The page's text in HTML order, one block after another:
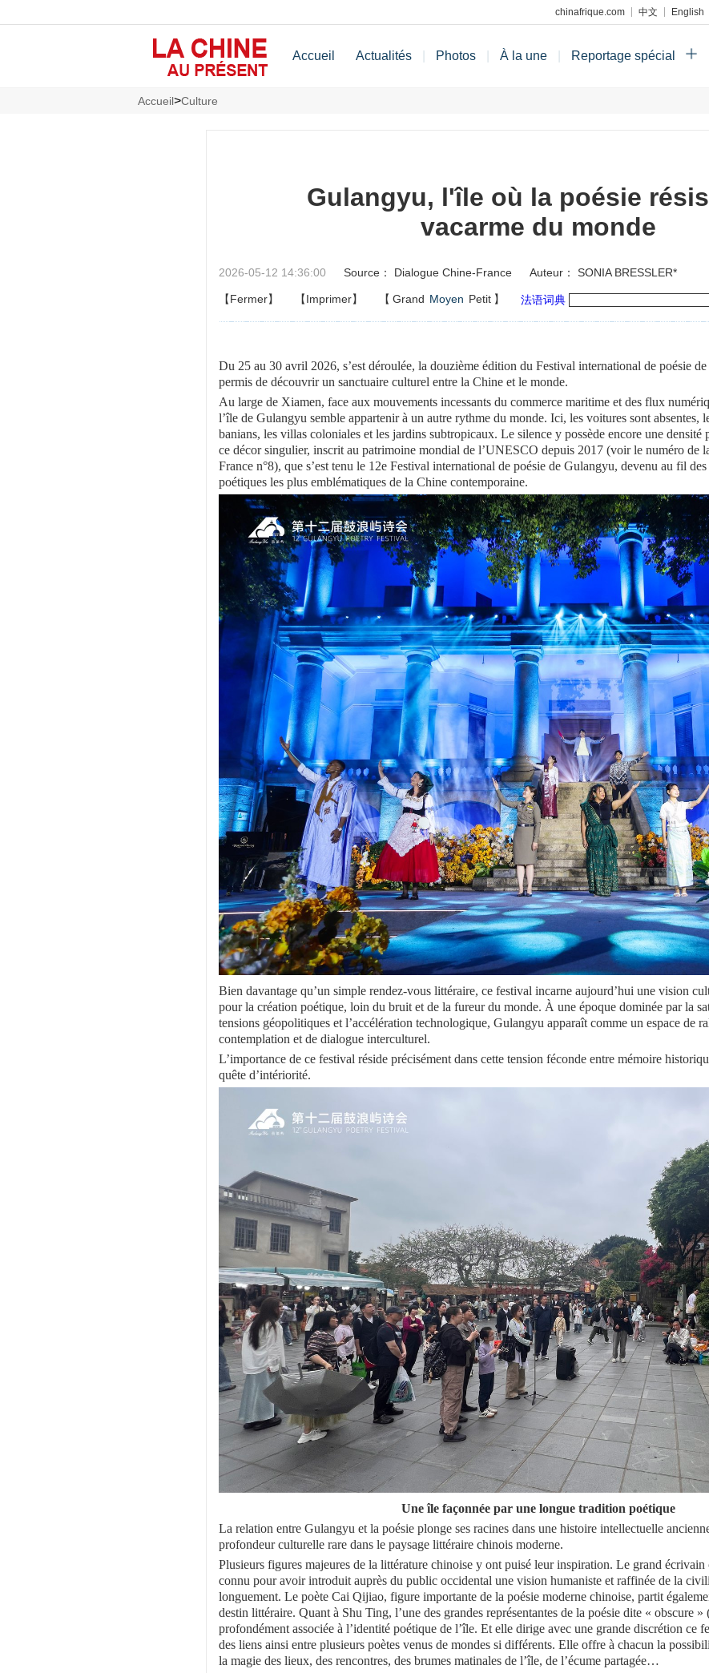
chinafrique.com 中文 English
Accueil Actualités Photos À la une Reportage spécial
Accueil>Culture
Gulangyu, l'île où la poésie
vacarme du monde
2026-05-12 14:36:00 Source： Dialogue Chine-France Auteur： SONIA BRESSLER*
【Fermer】 【Imprimer】 【 Grand Moyen Petit 】 法语词典
Du 25 au 30 avril 2026, s’est déroulée, la douzième édition du Festival international de poésie
permis de découvrir un sanctuaire culturel entre la Chine et le monde.
Au large de Xiamen, face aux mouvements incessants du commerce maritime et des flux
l’île de Gulangyu semble appartenir à un autre rythme du monde. Ici, les voitures sont absentes,
banians, les villas coloniales et les jardins subtropicaux. Le silence y possède encore une densité
ce décor singulier, inscrit au patrimoine mondial de l’UNESCO depuis 2017 (voir le numéro de
France n°8), que s’est tenu le 12e Festival international de poésie de Gulangyu, devenu au fil des
poétiques les plus emblématiques de la Chine contemporaine.
Bien davantage qu’un simple rendez-vous littéraire, ce festival incarne aujourd’hui une vision
pour la création poétique, loin du bruit et de la fureur du monde. À une époque dominée par la
tensions géopolitiques et l’accélération technologique, Gulangyu apparaît comme un espace de
contemplation et de dialogue interculturel.
L’importance de ce festival réside précisément dans cette tension féconde entre mémoire
quête d’intériorité.
Une île façonnée par une longue tradition poétique
La relation entre Gulangyu et la poésie plonge ses racines dans une histoire intellectuelle
profondeur culturelle rare dans le paysage littéraire chinois moderne.
Plusieurs figures majeures de la littérature chinoise y ont puisé leur inspiration. Le grand écrivain
connu pour avoir introduit auprès du public occidental une vision humaniste et raffinée de la
longuement. Le poète Cai Qijiao, figure importante de la poésie moderne chinoise, partit
destin littéraire. Quant à Shu Ting, l’une des grandes représentantes de la poésie dite « obscure »
profondément associée à l’identité poétique de l’île. Et elle dirige avec une grande discrétion ce
des liens ainsi entre plusieurs poètes venus de mondes si différents. Elle offre à chacun la
la magie des lieux, des rencontres, des brumes matinales de l’île, de l’écume partagée…